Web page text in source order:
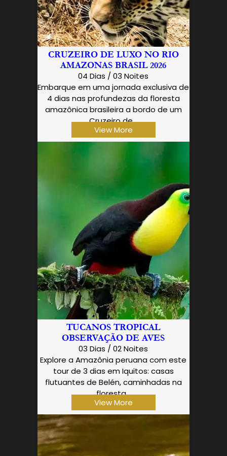
CRUZEIRO DE LUXO NO RIO
AMAZONAS BRASIL 2026
04 Dias / 03 Noites
Embarque em uma jornada exclusiva de
4 dias nas profundezas da floresta
amazônica brasileira a bordo de um
Cruzeiro de…
View More
TUCANOS TROPICAL
OBSERVAÇÃO DE AVES
03 Dias / 02 Noites
Explore a Amazônia peruana com este
tour de 3 dias em Iquitos: casas
flutuantes de Belén, caminhadas na
floresta…
View More